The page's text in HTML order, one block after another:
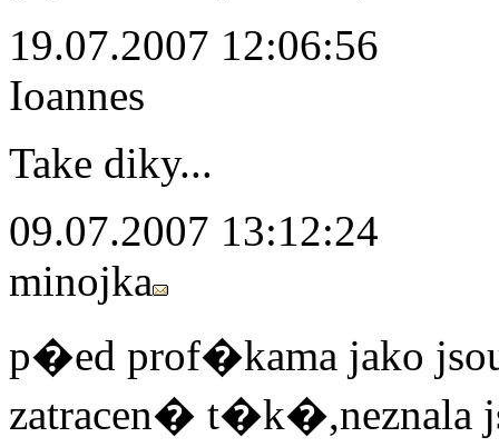
19.07.2007 12:06:56
Ioannes
Take diky...
09.07.2007 13:12:24
minojka
p�ed prof�kama jako
zatracen� t�k�,neznala